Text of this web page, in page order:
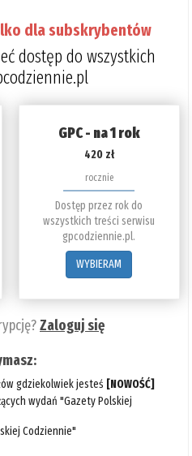
dla subskrybentów
dostęp do wszystkich
GPC - na 1 rok
420 zł
rocznie
Dostęp przez rok do
wszystkich treści serwisu
gpcodziennie.pl.
WYBIERAM
Zaloguj się
gdziekolwiek jesteś [NOWOŚĆ]
wydań "Gazety Polskiej
Codziennie"